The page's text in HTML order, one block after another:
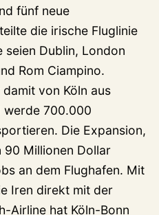
fünf neue
die irische Fluglinie
seien Dublin, London
Rom Ciampino.
von Köln aus
werde 700.000
Die Expansion,
90 Millionen Dollar
an dem Flughafen. Mit
Iren direkt mit der
Airline hat Köln-Bonn